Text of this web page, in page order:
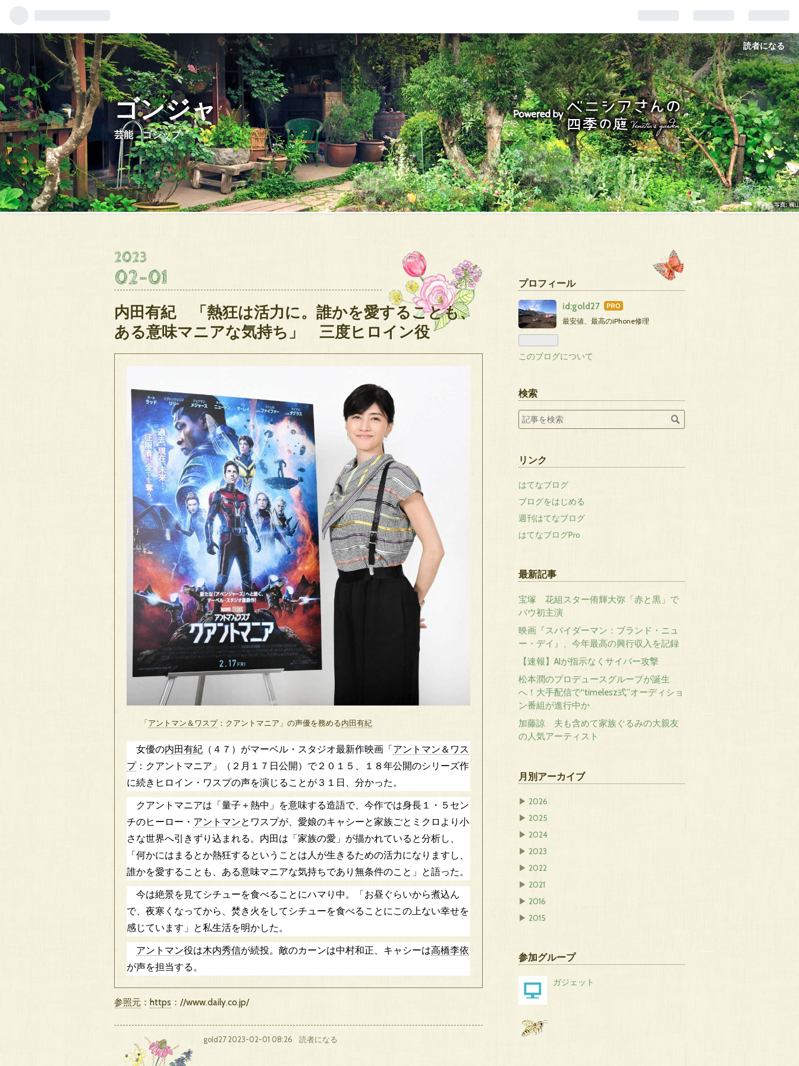
読者になる
ゴンジャ
芸能 ゴシップ
2023
02-01
内田有紀 「熱狂は活力に。誰かを愛することも、
ある意味マニアな気持ち」 三度ヒロイン役
「アントマン＆ワスプ：クアントマニア」の声優を務める内田有紀
女優の内田有紀 （４７）がマーベル・スタジオ最新作映画「 アントマン＆ワス
プ：クアントマニア」（２月１７日公開）で２０１５、１８年公開のシリーズ作
に続きヒロイン・ワスプの声を演じることが３１日、分かった。
クアントマニアは「量子＋熱中」を意味する造語で、今作では身長１・５セン
チのヒーロー・ アントマンとワスプが、愛娘のキャシーと家族ごとミクロより小
さな世界へ引きずり込まれる。内田は「家族の愛」が描かれていると分析し、
「何かにはまるとか熱狂するということは人が生きるための活力になりますし、
誰かを愛することも、ある意味マニアな気持ちであり無条件のこと」と語った。
今は絶景を見てシチューを食べることにハマり中。「お昼ぐらいから煮込ん
で、夜寒くなってから、焚き火をしてシチューを食べることにこの上ない幸せを
感じています」と私生活を明かした。
アントマン役は木内秀信が続投。敵のカーンは中村和正、キャシーは高橋李依
が声を担当する。
参照元 ： https ：//www.daily.co.jp/
gold27 2023-02-01 08:26 読者になる
プロフィール
id:gold27 はて
なブ
最安値、最高のiPhone修理
このブログについて
検索
リンク
はてなブログ
ブログをはじめる
週刊はてなブログ
はてなブログPro
最新記事
宝塚 花組スター侑輝大弥「赤と黒」で
バウ初主演
映画『スパイダーマン：ブランド・ニュ
ー・デイ』、今年最高の興行収入を記録
【速報】AIが指示なくサイバー攻撃
松本潤のプロデュースグループが誕生
へ！大手配信で“timelesz式”オーディショ
ン番組が進行中か
加藤諒 夫も含めて家族ぐるみの大親友
の人気アーティスト
月別アーカイブ
▶ 2026
▶ 2025
▶ 2024
▶ 2023
▶ 2022
▶ 2021
▶ 2016
▶ 2015
参加グループ
ガジェット